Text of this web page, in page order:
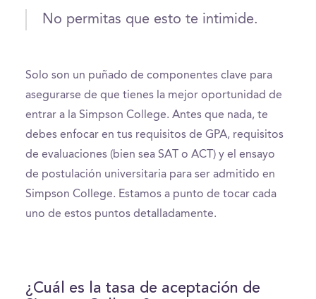
No permitas que esto te intimide.
Solo son un puñado de componentes clave para
asegurarse de que tienes la mejor oportunidad de
entrar a la Simpson College. Antes que nada, te
debes enfocar en tus requisitos de GPA, requisitos
de evaluaciones (bien sea SAT o ACT) y el ensayo
de postulación universitaria para ser admitido en
Simpson College. Estamos a punto de tocar cada
uno de estos puntos detalladamente.
¿Cuál es la tasa de aceptación de